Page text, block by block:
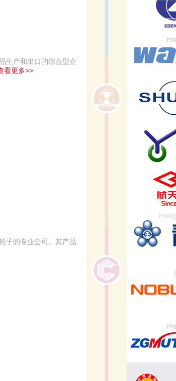
生产和出口的综合型企
看更多>>
子的专业公司。其产品